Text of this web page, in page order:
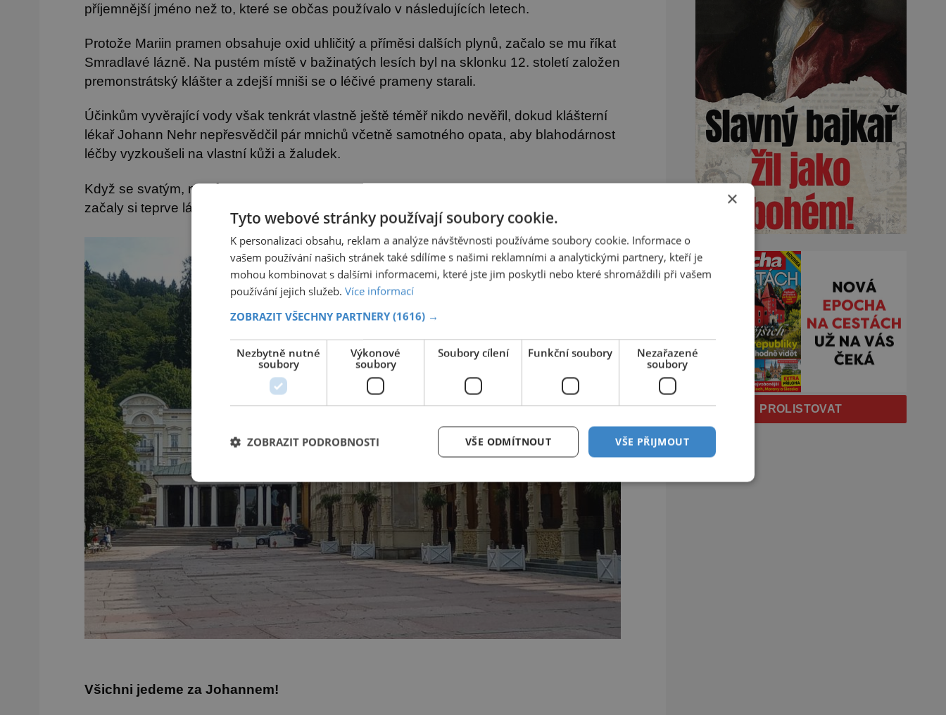
příjemnější jméno než to, které se občas používalo v následujících letech.
Protože Mariin pramen obsahuje oxid uhličitý a příměsi dalších plynů, začalo se mu říkat
Smradlavé lázně. Na pustém místě v bažinatých lesích byl na sklonku 12. století založen
premonstrátský klášter a zdejší mniši se o léčivé prameny starali.
Účinkům vyvěrající vody však tenkrát vlastně ještě téměř nikdo nevěřil, dokud klášterní
lékař Johann Nehr nepřesvědčil pár mnichů včetně samotného opata, aby blahodárnost
léčby vyzkoušeli na vlastní kůži a žaludek.
Když se svatým, mužům zlepšilo trávení a začali také usínat osvěžujícím spánkem,
začaly si teprve lázně získávat pověst.
Všichni jedeme za Johannem!
PROLISTOVAT
×
Tyto webové stránky používají soubory cookie.
K personalizaci obsahu, reklam a analýze návštěvnosti používáme soubory cookie. Informace o
vašem používání našich stránek také sdílíme s našimi reklamními a analytickými partnery, kteří je
mohou kombinovat s dalšími informacemi, které jste jim poskytli nebo které shromáždili při vašem
používání jejich služeb. Více informací
ZOBRAZIT VŠECHNY PARTNERY (1616) →
Nezbytně nutné
soubory
Výkonové
soubory
Soubory cílení Funkční soubory
Nezařazené
soubory
VŠE PŘIJMOUT
VŠE ODMÍTNOUT
ZOBRAZIT PODROBNOSTI